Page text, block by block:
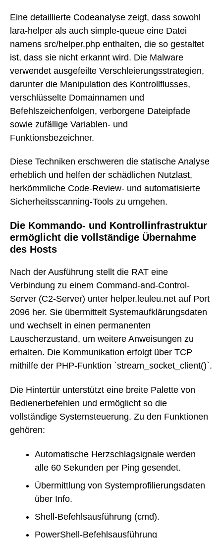
Eine detaillierte Codeanalyse zeigt, dass sowohl
lara-helper als auch simple-queue eine Datei
namens src/helper.php enthalten, die so gestaltet
ist, dass sie nicht erkannt wird. Die Malware
verwendet ausgefeilte Verschleierungsstrategien,
darunter die Manipulation des Kontrollflusses,
verschlüsselte Domainnamen und
Befehlszeichenfolgen, verborgene Dateipfade
sowie zufällige Variablen- und
Funktionsbezeichner.
Diese Techniken erschweren die statische Analyse
erheblich und helfen der schädlichen Nutzlast,
herkömmliche Code-Review- und automatisierte
Sicherheitsscanning-Tools zu umgehen.
Die Kommando- und Kontrollinfrastruktur
ermöglicht die vollständige Übernahme
des Hosts
Nach der Ausführung stellt die RAT eine
Verbindung zu einem Command-and-Control-
Server (C2-Server) unter helper.leuleu.net auf Port
2096 her. Sie übermittelt Systemaufklärungsdaten
und wechselt in einen permanenten
Lauscherzustand, um weitere Anweisungen zu
erhalten. Die Kommunikation erfolgt über TCP
mithilfe der PHP-Funktion `stream_socket_client()`.
Die Hintertür unterstützt eine breite Palette von
Bedienerbefehlen und ermöglicht so die
vollständige Systemsteuerung. Zu den Funktionen
gehören:
Automatische Herzschlagsignale werden
alle 60 Sekunden per Ping gesendet.
Übermittlung von Systemprofilierungsdaten
über Info.
Shell-Befehlsausführung (cmd).
PowerShell-Befehlsausführung